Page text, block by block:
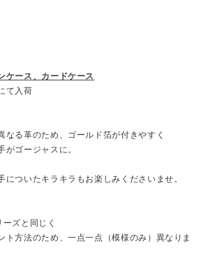
ケース、カードケース
て入荷
なる革のため、ゴールド箔が付きやすく
がゴージャスに。
についたキラキラもお楽しみくださいませ。
ズと同じく
ト方法のため、一点一点（模様のみ）異なりま